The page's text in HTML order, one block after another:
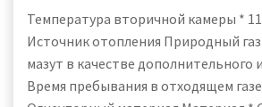
Температура вторичной камеры *
Источник отопления Природный
мазут в качестве дополнительного
Время пребывания в отходящем